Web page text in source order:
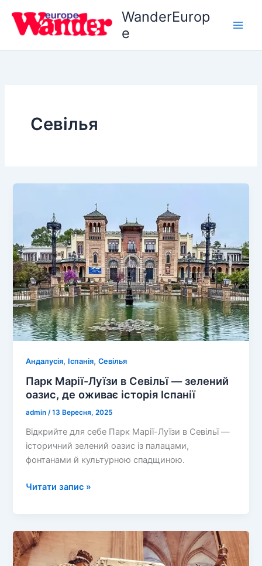
вмісту
WanderEurop
e
Севілья
Андалусія, Іспанія,Севілья
Парк Марії-Луїзи в Севільї — зелений
оазис, де оживає історія Іспанії
admin/13 Вересня, 2025
Відкрийте для себе Парк Марії-Луїзи в Севільї —
історичний зелений оазис із палацами,
фонтанами й культурною спадщиною.
Парк
в
Севільї
—
Читати запис »